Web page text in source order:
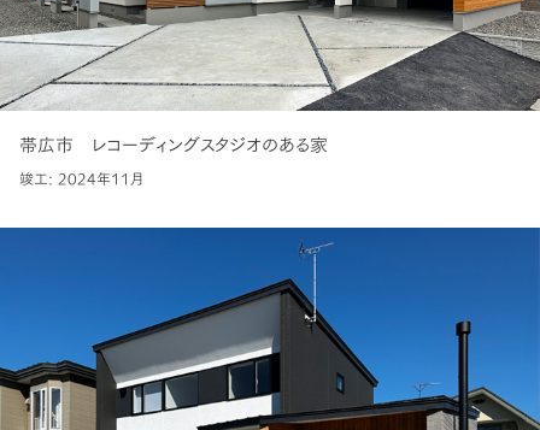
帯広市 レコーディングスタジオのある家
竣工: 2024年11月